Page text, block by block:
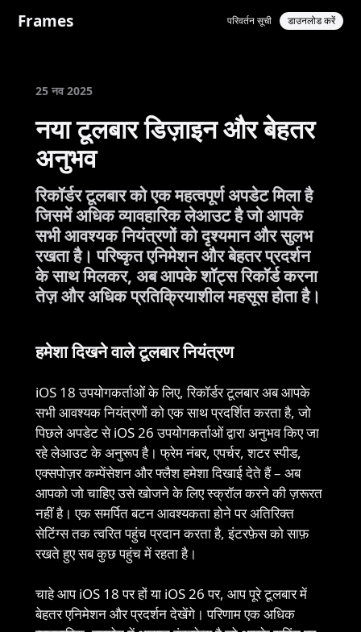
Frames परिवर्तन सूची डाउनलोड करें
25 नव 2025
नया टूलबार डिज़ाइन और बेहतर
अनुभव
रिकॉर्डर टूलबार को एक महत्वपूर्ण अपडेट मिला है
जिसमें अधिक व्यावहारिक लेआउट है जो आपके
सभी आवश्यक नियंत्रणों को दृश्यमान और सुलभ
रखता है। परिष्कृत एनिमेशन और बेहतर प्रदर्शन
के साथ मिलकर, अब आपके शॉट्स रिकॉर्ड करना
तेज़ और अधिक प्रतिक्रियाशील महसूस होता है।
हमेशा दिखने वाले टूलबार नियंत्रण
iOS 18 उपयोगकर्ताओं के लिए, रिकॉर्डर टूलबार अब आपके
सभी आवश्यक नियंत्रणों को एक साथ प्रदर्शित करता है, जो
पिछले अपडेट से iOS 26 उपयोगकर्ताओं द्वारा अनुभव किए जा
रहे लेआउट के अनुरूप है। फ्रेम नंबर, एपर्चर, शटर स्पीड,
एक्सपोज़र कम्पेंसेशन और फ्लैश हमेशा दिखाई देते हैं – अब
आपको जो चाहिए उसे खोजने के लिए स्क्रॉल करने की ज़रूरत
नहीं है। एक समर्पित बटन आवश्यकता होने पर अतिरिक्त
सेटिंग्स तक त्वरित पहुंच प्रदान करता है, इंटरफ़ेस को साफ़
रखते हुए सब कुछ पहुंच में रहता है।
चाहे आप iOS 18 पर हों या iOS 26 पर, आप पूरे टूलबार में
बेहतर एनिमेशन और प्रदर्शन देखेंगे। परिणाम एक अधिक